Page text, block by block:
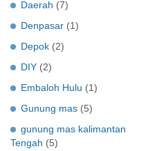
Daerah (7)
Denpasar (1)
Depok (2)
DIY (2)
Embaloh Hulu (1)
Gunung mas (5)
gunung mas kalimantan
Tengah (5)